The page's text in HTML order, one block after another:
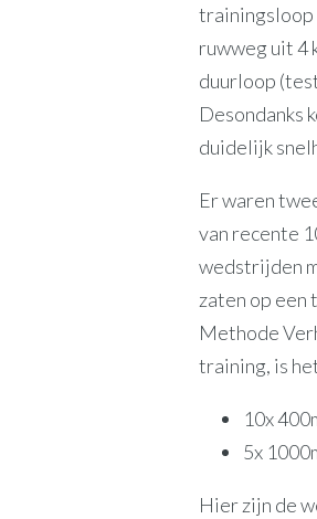
trainingsloop
ruwweg uit 4
duurloop
Desondanks
duidelijk
Er waren
van recente
wedstrijden
zaten op een
Methode
training, is
10x
5x
Hier zijn de